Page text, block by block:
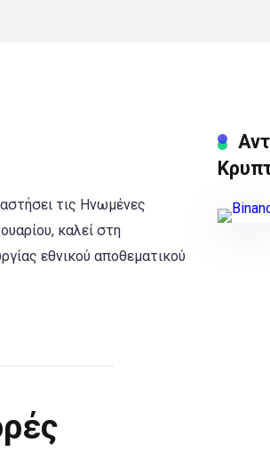
τις Ηνωμένες
καλεί στη
εθνικού αποθεματικού